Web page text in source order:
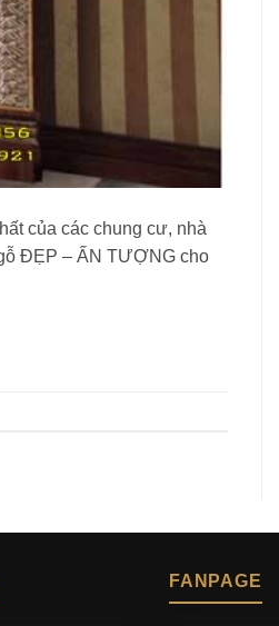
của các chung cư, nhà
ĐẸP – ẤN TƯỢNG cho
FANPAGE